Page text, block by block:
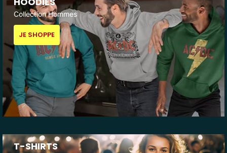
Collection Hommes
JE SHOPPE
T-SHIRTS